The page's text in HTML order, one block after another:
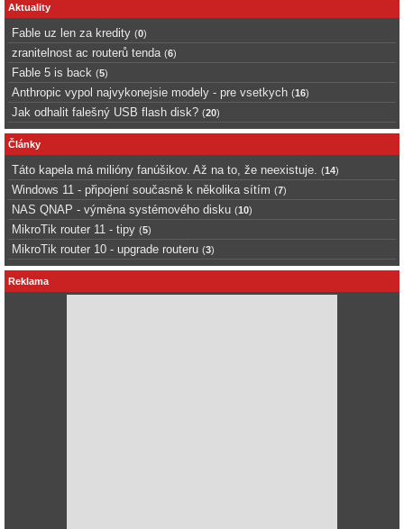
Aktuality
Fable uz len za kredity (0)
zranitelnost ac routerů tenda (6)
Fable 5 is back (5)
Anthropic vypol najvykonejsie modely - pre vsetkych (16)
Jak odhalit falešný USB flash disk? (20)
Články
Táto kapela má milióny fanúšikov. Až na to, že neexistuje. (14)
Windows 11 - připojení současně k několika sítím (7)
NAS QNAP - výměna systémového disku (10)
MikroTik router 11 - tipy (5)
MikroTik router 10 - upgrade routeru (3)
Reklama